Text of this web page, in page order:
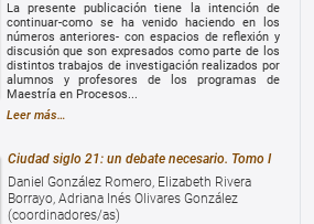
La presente publicación tiene la intención de
continuar-como se ha venido haciendo en los
números anteriores- con espacios de reflexión y
discusión que son expresados como parte de los
distintos trabajos de investigación realizados por
alumnos y profesores de los programas de
Maestría en Procesos...
Leer más…
Ciudad siglo 21: un debate necesario. Tomo I
Daniel González Romero, Elizabeth Rivera
Borrayo, Adriana Inés Olivares González
(coordinadores/as)